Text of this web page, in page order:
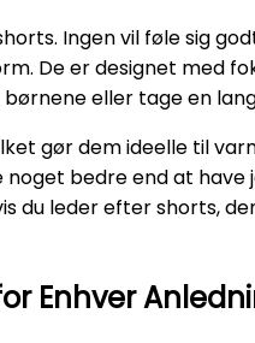
Ingen vil føle sig
De er designet med
eller tage en
gør dem ideelle til
bedre end at have
du leder efter shorts,
Enhver